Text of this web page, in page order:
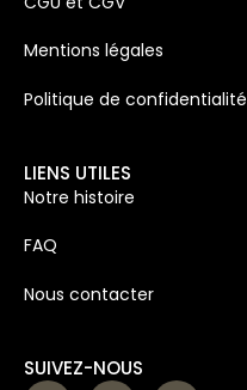
Mentions légales
Politique de confidentialité
LIENS UTILES
Notre histoire
FAQ
Nous contacter
SUIVEZ-NOUS